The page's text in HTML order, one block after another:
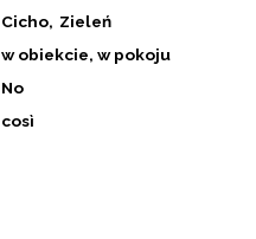
Cicho
Zieleń
w obiekcie, w pokoju
No
così